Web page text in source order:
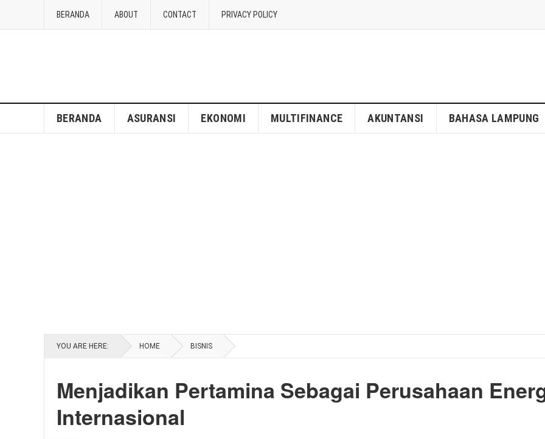
BERANDA ABOUT CONTACT PRIVACY POLICY
BERANDA ASURANSI EKONOMI MULTIFINANCE AKUNTANSI BAHASA LAMPUNG
YOU ARE HERE: HOME BISNIS
Menjadikan Pertamina Sebagai Perusahaan
Internasional